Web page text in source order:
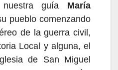
guía María
pueblo comenzando
de la guerra civil,
Local y alguna, el
de San Miguel